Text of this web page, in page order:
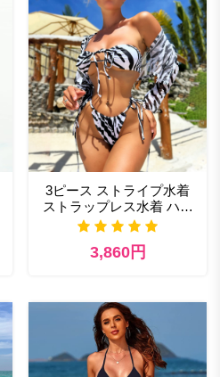
3ピース ストライプ水着
ストラップレス水着 ハイ
カット バンドゥビキニセ
付き
3,860円